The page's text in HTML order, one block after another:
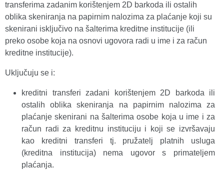
transferima zadanim korištenjem 2D barkoda ili ostalih
oblika skeniranja na papirnim nalozima za plaćanje koji su
skenirani isključivo na šalterima kreditne institucije (ili
preko osobe koja na osnovi ugovora radi u ime i za račun
kreditne institucije).
Uključuju se i:
kreditni transferi zadani korištenjem 2D barkoda ili
ostalih oblika skeniranja na papirnim nalozima za
plaćanje skenirani na šalterima osobe koja u ime i za
račun radi za kreditnu instituciju i koji se izvršavaju
kao kreditni transferi tj. pružatelj platnih usluga
(kreditna institucija) nema ugovor s primateljem
plaćanja.